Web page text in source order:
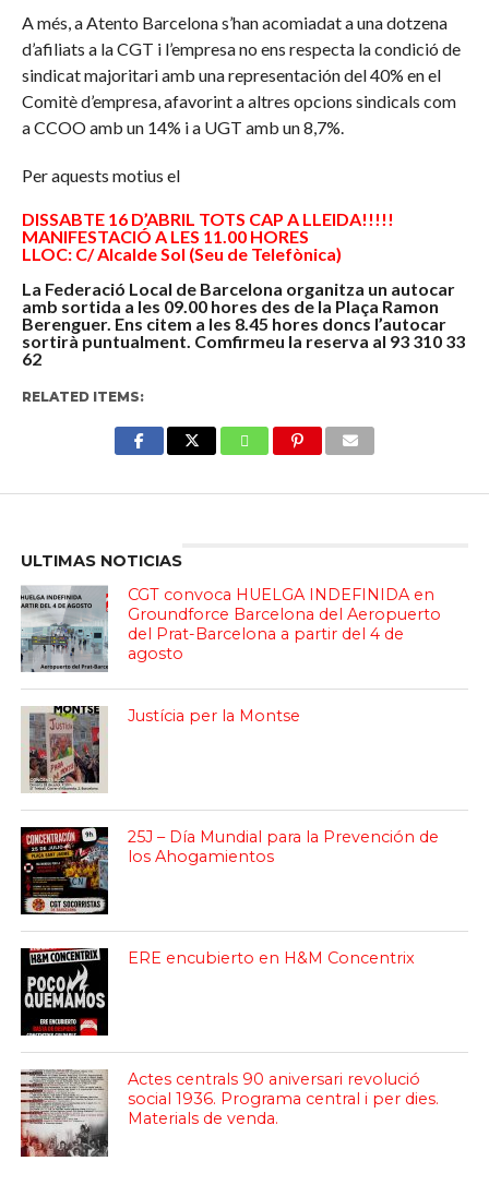
A més, a Atento Barcelona s’han acomiadat a una dotzena
d’afiliats a la CGT i l’empresa no ens respecta la condició de
sindicat majoritari amb una representación del 40% en el
Comitè d’empresa, afavorint a altres opcions sindicals com
a CCOO amb un 14% i a UGT amb un 8,7%.
Per aquests motius el
DISSABTE 16 D’ABRIL TOTS CAP A LLEIDA!!!!!
MANIFESTACIÓ A LES 11.00 HORES
LLOC: C/ Alcalde Sol (Seu de Telefònica)
La Federació Local de Barcelona organitza un autocar
amb sortida a les 09.00 hores des de la Plaça Ramon
Berenguer. Ens citem a les 8.45 hores doncs l’autocar
sortirà puntualment. Comfirmeu la reserva al 93 310 33
62
RELATED ITEMS:
ULTIMAS NOTICIAS
CGT convoca HUELGA INDEFINIDA en
Groundforce Barcelona del Aeropuerto
del Prat-Barcelona a partir del 4 de
agosto
Justícia per la Montse
25J – Día Mundial para la Prevención de
los Ahogamientos
ERE encubierto en H&M Concentrix
Actes centrals 90 aniversari revolució
social 1936. Programa central i per dies.
Materials de venda.